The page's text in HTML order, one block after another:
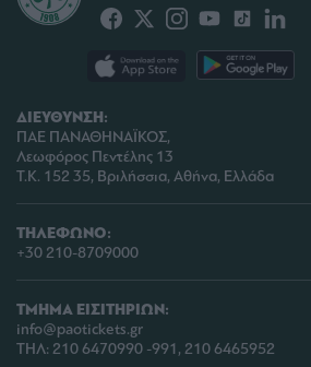
ΔΙΕΥΘΥΝΣΗ:
ΠΑΕ ΠΑΝΑΘΗΝΑΪΚΟΣ,
Λεωφόρος Πεντέλης 13
Τ.Κ. 152 35, Βριλήσσια, Αθήνα, Ελλάδα
ΤΗΛΕΦΩΝΟ:
+30 210-8709000
ΤΜΗΜΑ ΕΙΣΙΤΗΡΙΩΝ:
info@paotickets.gr
ΤΗΛ: 210 6470990 -991, 210 6465952